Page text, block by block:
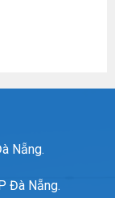
Nẵng.
Đà Nẵng.